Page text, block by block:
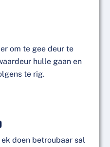
om te gee deur te
hulle gaan en
te rig.
doen betroubaar sal